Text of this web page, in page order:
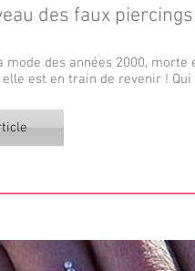
des faux
mode des années 2000,
est en train de revenir ! Qui